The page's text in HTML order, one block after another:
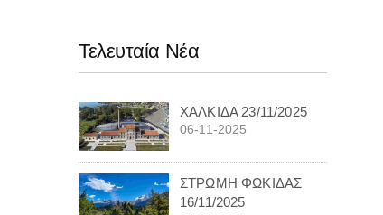
Τελευταία Νέα
ΧΑΛΚΙΔΑ 23/11/2025
06-11-2025
ΣΤΡΩΜΗ ΦΩΚΙΔΑΣ
16/11/2025